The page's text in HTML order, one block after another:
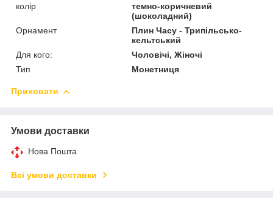
колір
темно-коричневий
(шоколадний)
Орнамент
Плин Часу - Трипільсько-
кельтський
Для кого:
Чоловічі, Жіночі
Тип
Монетниця
Приховати
Умови доставки
Нова Пошта
Всі умови доставки